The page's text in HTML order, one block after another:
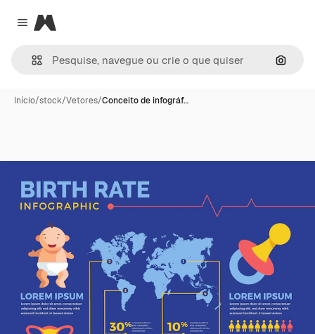
Close menu
Magnific
Início/stock/Vetores/Conceito de infográf…